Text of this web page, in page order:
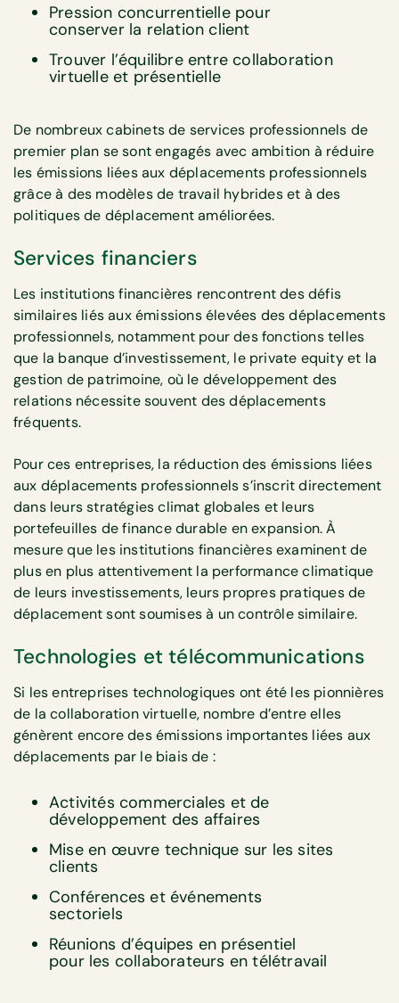
Pression concurrentielle pour
conserver la relation client
Trouver l’équilibre entre collaboration
virtuelle et présentielle
De nombreux cabinets de services professionnels de
premier plan se sont engagés avec ambition à réduire
les émissions liées aux déplacements professionnels
grâce à des modèles de travail hybrides et à des
politiques de déplacement améliorées.
Services financiers
Les institutions financières rencontrent des défis
similaires liés aux émissions élevées des déplacements
professionnels, notamment pour des fonctions telles
que la banque d’investissement, le private equity et la
gestion de patrimoine, où le développement des
relations nécessite souvent des déplacements
fréquents.
Pour ces entreprises, la réduction des émissions liées
aux déplacements professionnels s’inscrit directement
dans leurs stratégies climat globales et leurs
portefeuilles de finance durable en expansion. À
mesure que les institutions financières examinent de
plus en plus attentivement la performance climatique
de leurs investissements, leurs propres pratiques de
déplacement sont soumises à un contrôle similaire.
Technologies et télécommunications
Si les entreprises technologiques ont été les pionnières
de la collaboration virtuelle, nombre d’entre elles
génèrent encore des émissions importantes liées aux
déplacements par le biais de :
Activités commerciales et de
développement des affaires
Mise en œuvre technique sur les sites
clients
Conférences et événements
sectoriels
Réunions d’équipes en présentiel
pour les collaborateurs en télétravail